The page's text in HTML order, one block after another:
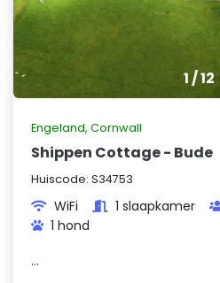
1/12
Engeland, Cornwall
Shippen Cottage - Bude
Huiscode: S34753
WiFi 1 slaapkamer
1 hond
...